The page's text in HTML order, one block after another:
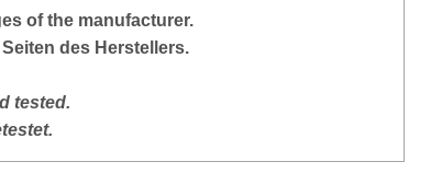
of the manufacturer.
des Herstellers.
tested.